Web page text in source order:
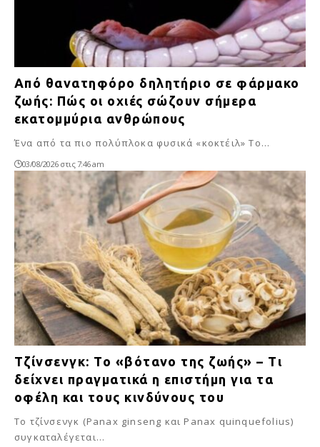
Από θανατηφόρο δηλητήριο σε φάρμακο
ζωής: Πώς οι οχιές σώζουν σήμερα
εκατομμύρια ανθρώπους
Ένα από τα πιο πολύπλοκα φυσικά «κοκτέιλ» Το…
03/08/2026 στις 7:46 am
Τζίνσενγκ: Το «βότανο της ζωής» – Τι
δείχνει πραγματικά η επιστήμη για τα
οφέλη και τους κινδύνους του
Το τζίνσενγκ (Panax ginseng και Panax quinquefolius)
συγκαταλέγεται…